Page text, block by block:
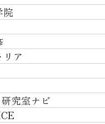
LIMIT
高大連携
り組み
ンプライアンス
院
TOP
＆デザイン工学部
を担う独自の教育システム
ア
アTOP
イフ
人材育成
究室ナビ